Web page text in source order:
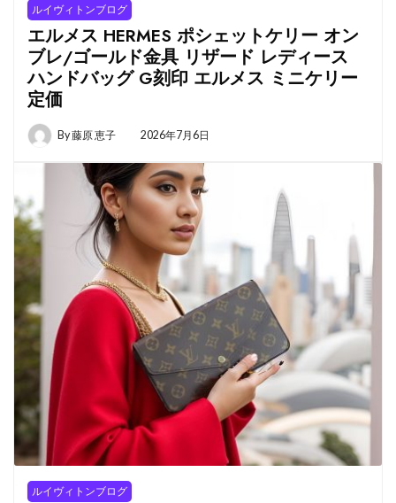
ルイヴィトンブログ
エルメス HERMES ポシェットケリー オン
ブレ/ゴールド金具 リザード レディース
ハンドバッグ G刻印 エルメス ミニケリー
定価
By藤原 恵子 2026年7月6日
ルイヴィトンブログ